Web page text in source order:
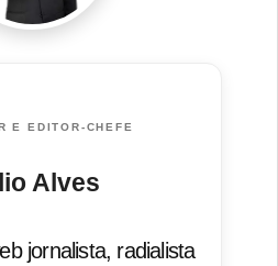
E EDITOR-CHEFE
Alves
jornalista, radialista